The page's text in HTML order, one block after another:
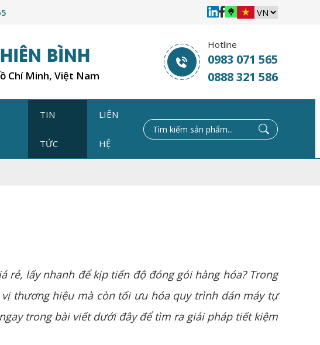
Chí Minh, Việt Nam
Hotline
0983 071 565
0888 321 586
TIN
TỨC
LIÊN
HỆ
rẻ, lấy nhanh để kịp tiến độ đóng gói hàng hóa? Trong
thương hiệu mà còn tối ưu hóa quy trình dán máy tự
trong bài viết dưới đây để tìm ra giải pháp tiết kiệm